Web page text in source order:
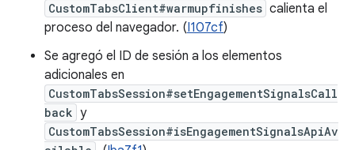
CustomTabsClient#warmupfinishes calienta el
proceso del navegador. (I107cf)
Se agregó el ID de sesión a los elementos
adicionales en
CustomTabsSession#setEngagementSignalsCall
back y
CustomTabsSession#isEngagementSignalsApiAv